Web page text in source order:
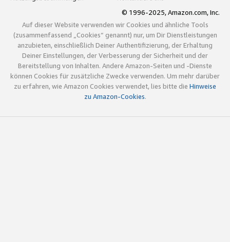
© 1996-2025, Amazon.com, Inc.
Auf dieser Website verwenden wir Cookies und ähnliche Tools
(zusammenfassend „Cookies“ genannt) nur, um Dir Dienstleistungen
anzubieten, einschließlich Deiner Authentifizierung, der Erhaltung
Deiner Einstellungen, der Verbesserung der Sicherheit und der
Bereitstellung von Inhalten. Andere Amazon-Seiten und -Dienste
können Cookies für zusätzliche Zwecke verwenden. Um mehr darüber
zu erfahren, wie Amazon Cookies verwendet, lies bitte die Hinweise
zu Amazon-Cookies.